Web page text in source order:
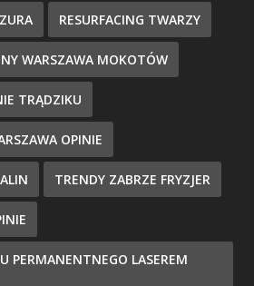
RESURFACING TWARZY
WARSZAWA MOKOTÓW
TRĄDZIKU
OPINIE
TRENDY ZABRZE FRYZJER
PERMANENTNEGO LASEREM